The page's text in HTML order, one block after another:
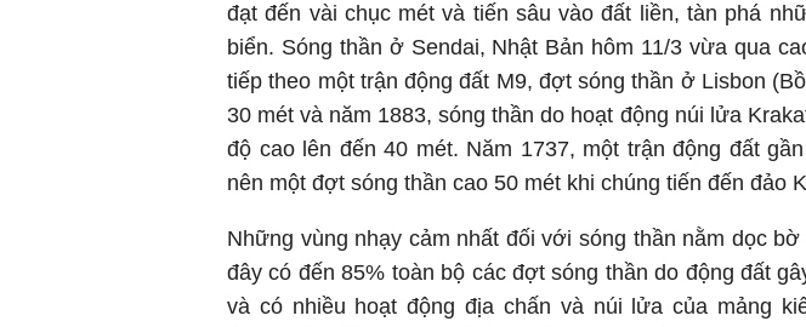
đạt đến vài chục mét và tiến sâu vào đất liền, tàn phá
biển. Sóng thần ở Sendai, Nhật Bản hôm 11/3 vừa qua
tiếp theo một trận động đất M9, đợt sóng thần ở Lisbon
30 mét và năm 1883, sóng thần do hoạt động núi lửa
độ cao lên đến 40 mét. Năm 1737, một trận động đất
nên một đợt sóng thần cao 50 mét khi chúng tiến đến đảo
Những vùng nhạy cảm nhất đối với sóng thần nằm dọc
đây có đến 85% toàn bộ các đợt sóng thần do động đất
và có nhiều hoạt động địa chấn và núi lửa của mảng